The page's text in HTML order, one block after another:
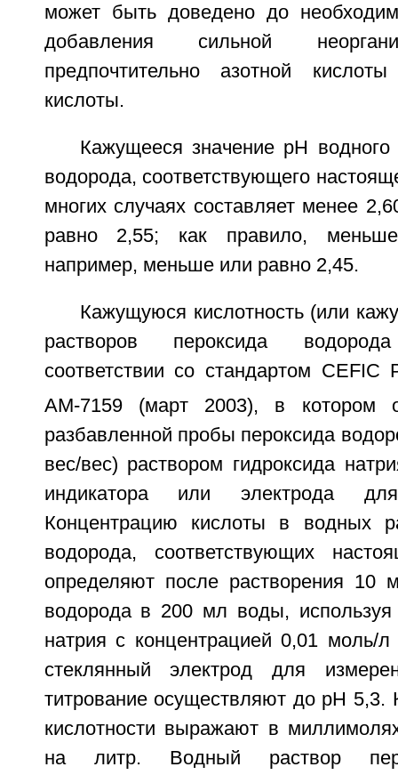
может быть доведено до
добавления сильной
предпочтительно азотной
кислоты.
Кажущееся значение рН водного
водорода, соответствующего
многих случаях составляет менее
равно 2,55; как правило,
например, меньше или равно 2,45.
Кажущуюся кислотность (или
растворов пероксида
соответствии со стандартом CEFIC
AM-7159 (март 2003), в котором
разбавленной пробы пероксида
вес/вес) раствором гидроксида
индикатора или электрода
Концентрацию кислоты в водных
водорода, соответствующих
определяют после растворения 10
водорода в 200 мл воды, используя
натрия с концентрацией 0,01 моль/
стеклянный электрод для
титрование осуществляют до рН 5,3.
кислотности выражают в
на литр. Водный раствор